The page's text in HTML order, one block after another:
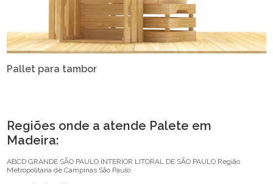
Pallet para tambor
Regiões onde a atende Palete em
Madeira:
ABCD GRANDE SÃO PAULO INTERIOR LITORAL DE SÃO PAULO Região
Metropolitana de Campinas São Paulo